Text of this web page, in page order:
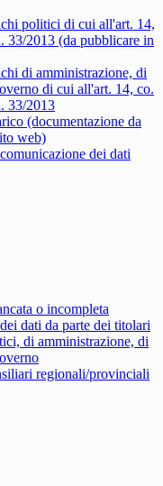
politici di cui all'art. 14,
33/2013 (da pubblicare in
di amministrazione, di
di cui all'art. 14, co.
33/2013
(documentazione da
web)
dei dati
o incompleta
dati da parte dei titolari
di amministrazione, di
regionali/provinciali